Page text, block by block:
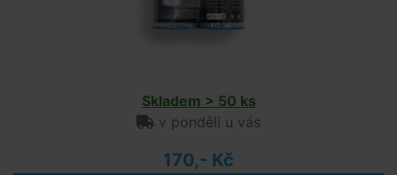
Skladem > 50 ks
v pondělí u vás
170,- Kč